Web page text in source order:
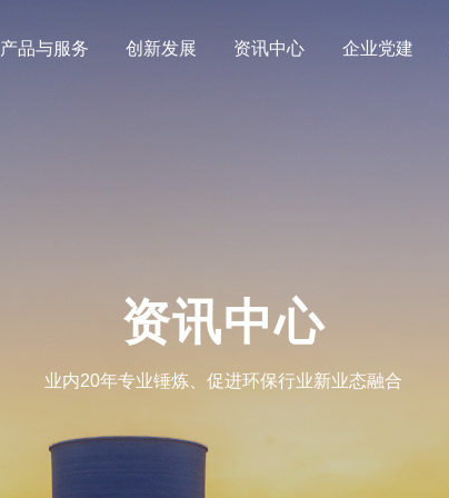
产品与服务 创新发展 资讯中心 企业党建
资讯中心
业内20年专业锤炼、促进环保行业新业态融合